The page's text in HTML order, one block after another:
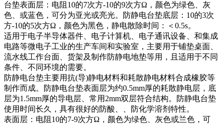
台垫表面层：电阻10的7次方-10的9次方Ω，颜色为绿色、灰
色、或蓝色，可分为亚光或亮光。防静电台垫底层：10的3次
方-10的5次方Ω，颜色为黑色，静电散除时间：＜0.5s。
适用于电子半导体器件、电子计算机、电子通讯设备、和集成
电路等微电子工业的生产车间和实验室，主要用于铺垫桌面、
流水线工作台面、货架及制作防静电地垫等用，且适用于不同
条件、不同环境的需要。
防静电台垫主要用抗(导)静电材料和耗散静电材料合成橡胶等
制作而成。防静电台垫表面层为约0.5mm厚的耗散静电层，底
层为1.5mm厚的导电层、常用2mm双层符合结构。防静电台垫
使用时间长久，具有很好的防酸、、防化学溶剂特性。
表面层：电阻10的7-9次方Ω，颜色为绿色、灰色或兰色，可